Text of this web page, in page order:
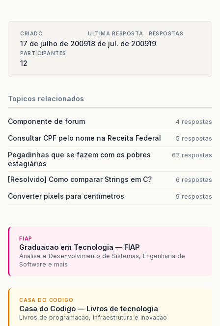
CRIADO
17 de julho de 2009
ULTIMA RESPOSTA
18 de jul. de 2009
RESPOSTAS
19
PARTICIPANTES
12
Topicos relacionados
Componente de forum 4 respostas
Consultar CPF pelo nome na Receita Federal 5 respostas
Pegadinhas que se fazem com os pobres
estagiários
62 respostas
[Resolvido] Como comparar Strings em C? 6 respostas
Converter pixels para centímetros 9 respostas
FIAP
Graduacao em Tecnologia — FIAP
Analise e Desenvolvimento de Sistemas, Engenharia de
Software e mais
CASA DO CODIGO
Casa do Codigo — Livros de tecnologia
Livros de programacao, infraestrutura e inovacao